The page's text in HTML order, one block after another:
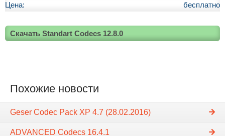
Цена:
бесплатно
Скачать Standart Codecs 12.8.0
Похожие новости
Geser Codec Pack XP 4.7 (28.02.2016)
ADVANCED Codecs 16.4.1